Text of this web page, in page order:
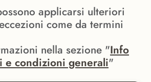
applicarsi ulteriori
come da termini
nella sezione "Info
e condizioni generali"